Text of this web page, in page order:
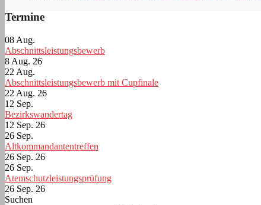
Termine
08 Aug.
Abschnittsleistungsbewerb
8 Aug. 26
22 Aug.
Abschnittsleistungsbewerb mit Cupfinale
22 Aug. 26
12 Sep.
Bezirkswandertag
12 Sep. 26
26 Sep.
Altkommandantentreffen
26 Sep. 26
26 Sep.
Atemschutzleistungsprüfung
26 Sep. 26
Suchen